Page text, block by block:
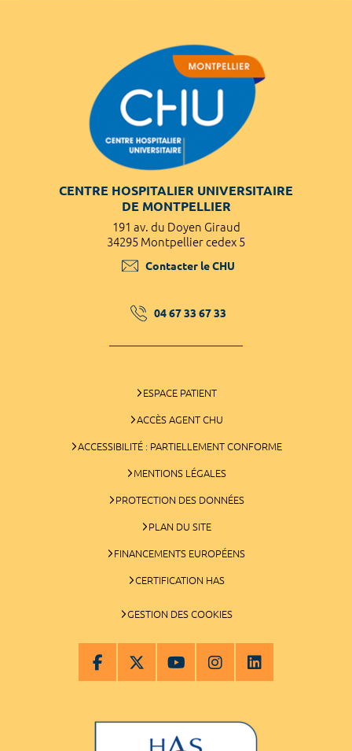
CENTRE HOSPITALIER UNIVERSITAIRE
DE MONTPELLIER
191 av. du Doyen Giraud
34295 Montpellier cedex 5
Contacter le CHU
04 67 33 67 33
ESPACE PATIENT
ACCÈS AGENT CHU
ACCESSIBILITÉ : PARTIELLEMENT CONFORME
MENTIONS LÉGALES
PROTECTION DES DONNÉES
PLAN DU SITE
FINANCEMENTS EUROPÉENS
CERTIFICATION HAS
GESTION DES COOKIES